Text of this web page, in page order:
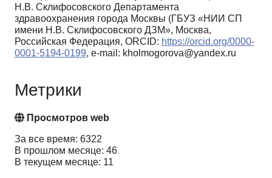
Н.В. Склифосовского Департамента
здравоохранения города Москвы (ГБУЗ «НИИ СП
имени Н.В. Склифосовского ДЗМ», Москва,
Российская Федерация, ORCID: https://orcid.org/0000-
0001-5194-0199, e-mail: kholmogorova@yandex.ru
Метрики
Просмотров web
За все время: 6322
В прошлом месяце: 46
В текущем месяце: 11